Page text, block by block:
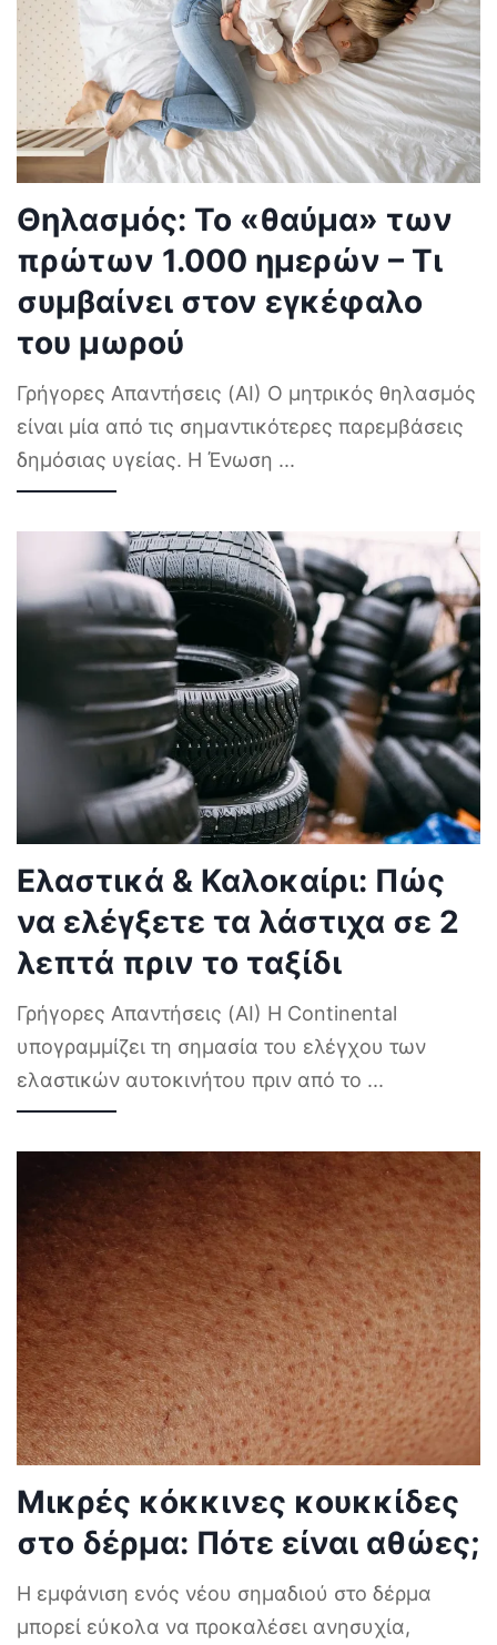
Θηλασμός: Το «θαύμα» των
πρώτων 1.000 ημερών – Τι
συμβαίνει στον εγκέφαλο
του μωρού
Γρήγορες Απαντήσεις (AI) Ο μητρικός θηλασμός
είναι μία από τις σημαντικότερες παρεμβάσεις
δημόσιας υγείας. Η Ένωση ...
Ελαστικά & Καλοκαίρι: Πώς
να ελέγξετε τα λάστιχα σε 2
λεπτά πριν το ταξίδι
Γρήγορες Απαντήσεις (AI) Η Continental
υπογραμμίζει τη σημασία του ελέγχου των
ελαστικών αυτοκινήτου πριν από το ...
Μικρές κόκκινες κουκκίδες
στο δέρμα: Πότε είναι αθώες;
Η εμφάνιση ενός νέου σημαδιού στο δέρμα
μπορεί εύκολα να προκαλέσει ανησυχία,